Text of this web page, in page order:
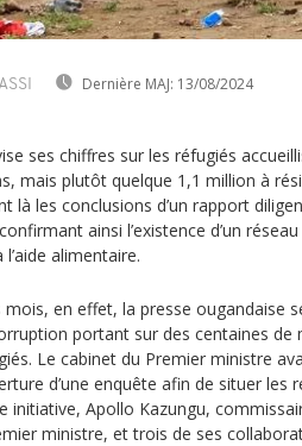
Dernière MAJ: 13/08/2024
ses chiffres sur les réfugiés
mais plutôt quelque 1,1 million à
là les conclusions d’un rapport
ainsi l’existence d’un
alimentaire.
en effet, la presse ougandaise
portant sur des centaines de
Le cabinet du Premier ministre
d’une enquête afin de situer les
initiative, Apollo Kazungu,
ministre, et trois de ses